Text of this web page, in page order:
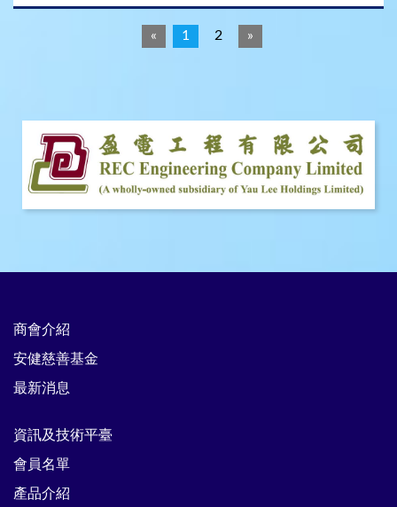
« 1 2 »
商會介紹
安健慈善基金
最新消息
資訊及技術平臺
會員名單
產品介紹